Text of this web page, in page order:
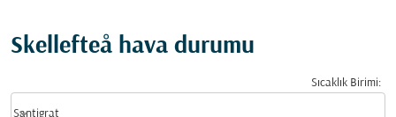
Skellefteå hava durumu
Sıcaklık Birimi:
Santigrat
keyboard_arrow_down